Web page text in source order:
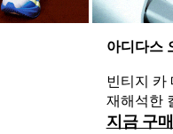
아디다스
빈티지 카
재해석한
지금 구